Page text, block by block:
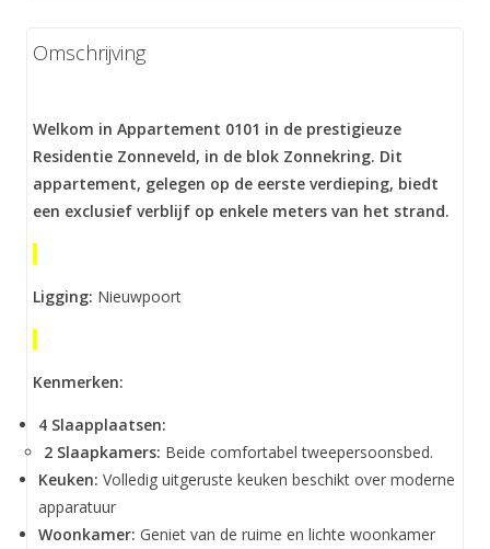
Omschrijving
Welkom in Appartement 0101 in de prestigieuze
Residentie Zonneveld, in de blok Zonnekring. Dit
appartement, gelegen op de eerste verdieping, biedt
een exclusief verblijf op enkele meters van het strand.
Ligging: Nieuwpoort
Kenmerken:
4 Slaapplaatsen:
2 Slaapkamers: Beide comfortabel tweepersoonsbed.
Keuken: Volledig uitgeruste keuken beschikt over moderne
apparatuur
Woonkamer: Geniet van de ruime en lichte woonkamer